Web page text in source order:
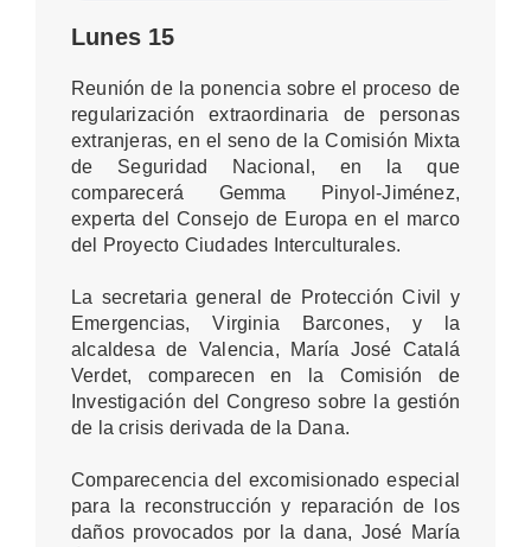
Lunes 15
Reunión de la ponencia sobre el proceso de
regularización extraordinaria de personas
extranjeras, en el seno de la Comisión Mixta
de Seguridad Nacional, en la que
comparecerá Gemma Pinyol-Jiménez,
experta del Consejo de Europa en el marco
del Proyecto Ciudades Interculturales.
La secretaria general de Protección Civil y
Emergencias, Virginia Barcones, y la
alcaldesa de Valencia, María José Catalá
Verdet, comparecen en la Comisión de
Investigación del Congreso sobre la gestión
de la crisis derivada de la Dana.
Comparecencia del excomisionado especial
para la reconstrucción y reparación de los
daños provocados por la dana, José María